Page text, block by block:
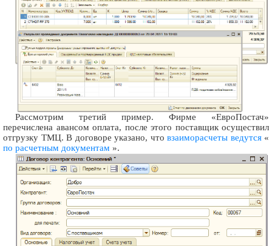
Рассмотрим третий пример. Фирме «ЕвроПостач»
перечислена авансом оплата, после этого поставщик осуществил
отгрузку ТМЦ. В договоре указано, что взаиморасчеты ведутся«
по расчетным документам ».